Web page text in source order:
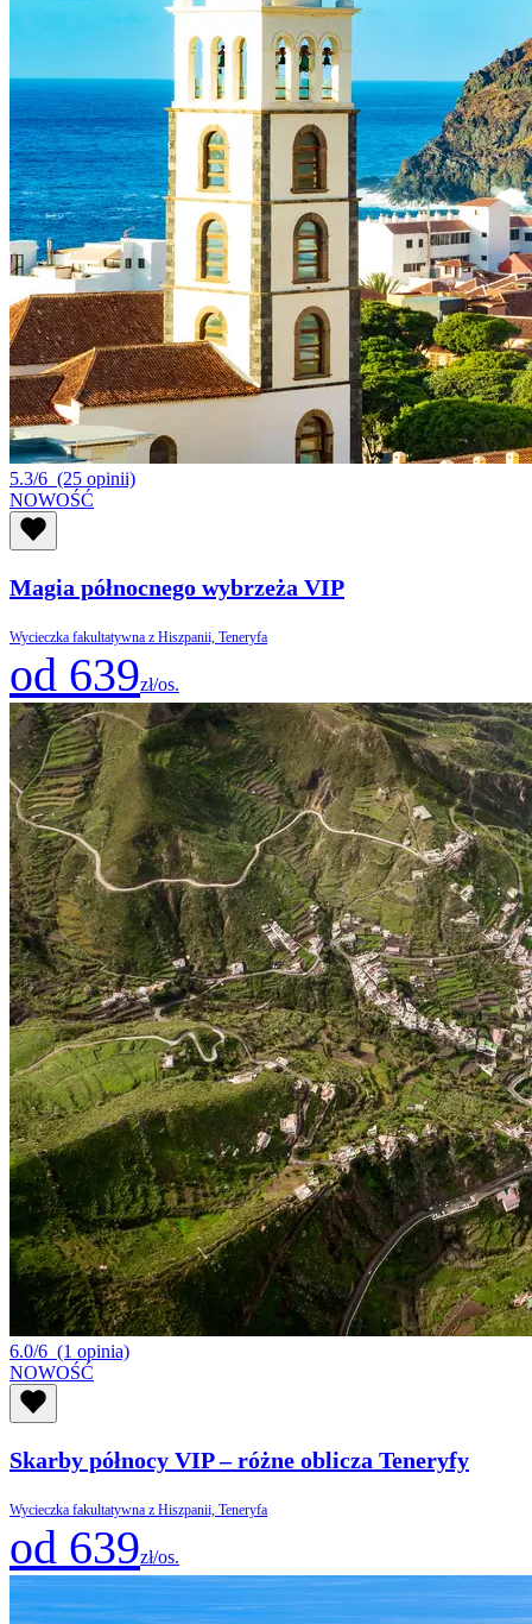
5.3/6 (25 opinii)
NOWOŚĆ
Magia północnego wybrzeża VIP
Wycieczka fakultatywna z Hiszpanii, Teneryfa
od 639zł/os.
6.0/6 (1 opinia)
NOWOŚĆ
Skarby północy VIP – różne oblicza Teneryfy
Wycieczka fakultatywna z Hiszpanii, Teneryfa
od 639zł/os.